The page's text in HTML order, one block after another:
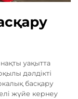
уақытта
дәлдікті
басқару
жүйе кернеу